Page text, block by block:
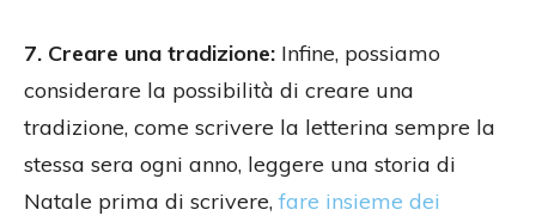
7. Creare una tradizione: Infine, possiamo
considerare la possibilità di creare una
tradizione, come scrivere la letterina sempre la
stessa sera ogni anno, leggere una storia di
Natale prima di scrivere, fare insieme dei